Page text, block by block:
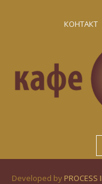
КОНТАКТ
Developed by PROCESS